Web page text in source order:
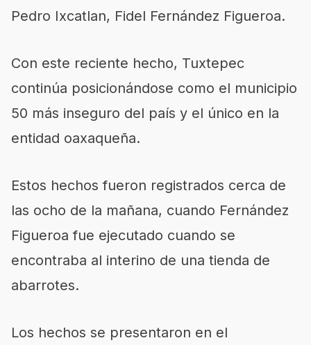
Pedro Ixcatlan, Fidel Fernández Figueroa.
Con este reciente hecho, Tuxtepec
continúa posicionándose como el municipio
50 más inseguro del país y el único en la
entidad oaxaqueña.
Estos hechos fueron registrados cerca de
las ocho de la mañana, cuando Fernández
Figueroa fue ejecutado cuando se
encontraba al interino de una tienda de
abarrotes.
Los hechos se presentaron en el